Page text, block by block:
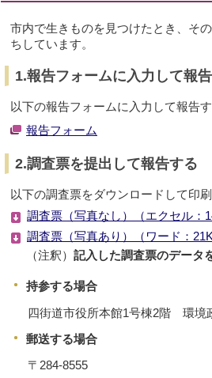
市内で生きものを見つけたとき、そ
ちしています。
1.報告フォームに入力して報
以下の報告フォームに入力して報告
報告フォーム
2.調査票を提出して報告する
以下の調査票をダウンロードして印
調査票（写真なし）（エクセル：
調査票（写真あり）（ワード：
（注釈） 記入した調査票のデータ
持参する場合
四街道市役所本館1号棟2階 環
郵送する場合
〒284-8555